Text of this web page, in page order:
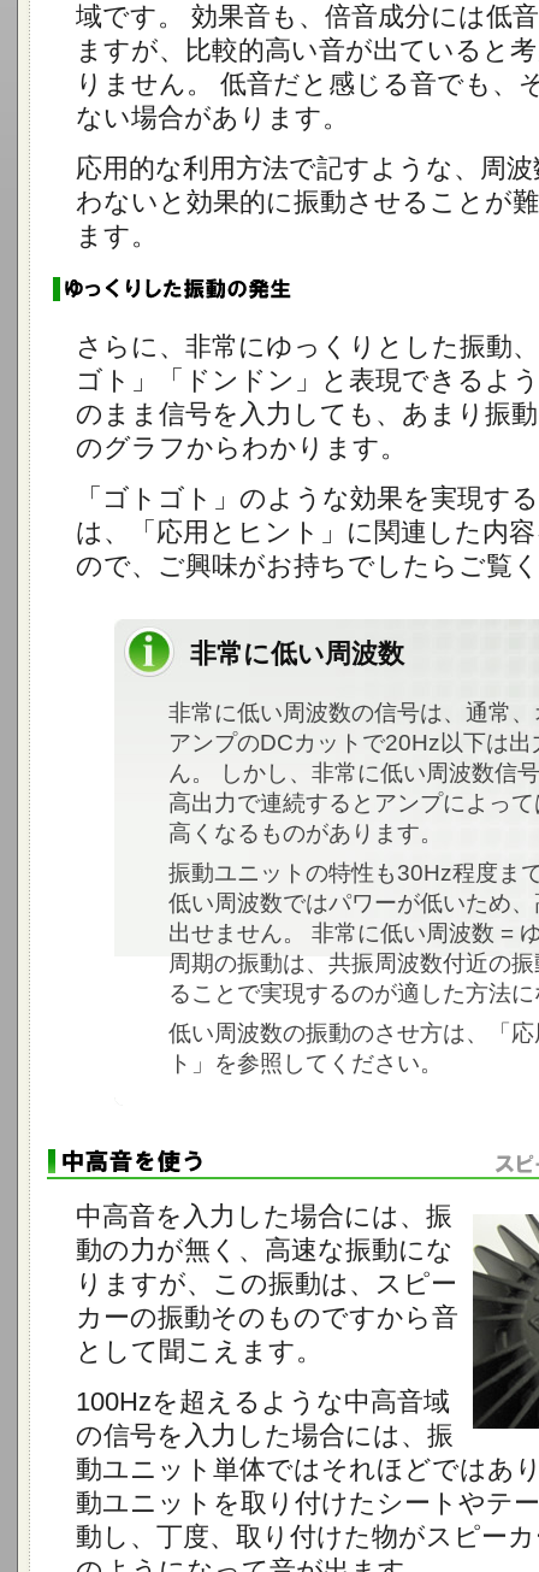
域です。 効果音も、倍音成分には低
ますが、比較的高い音が出ていると
りません。 低音だと感じる音でも、
ない場合があります。
応用的な利用方法で記すような、周
わないと効果的に振動させることが
ます。
さらに、非常にゆっくりとした振動
ゴト」「ドンドン」と表現できるよ
のまま信号を入力しても、あまり振
のグラフからわかります。
「ゴトゴト」のような効果を実現す
は、「応用とヒント」に関連した内
ので、ご興味がお持ちでしたらご覧
非常に低い周波数
非常に低い周波数の信号は、通常
アンプのDCカットで20Hz以下は出
ん。 しかし、非常に低い周波数信
高出力で連続するとアンプによっ
高くなるものがあります。
振動ユニットの特性も30Hz程度ま
低い周波数ではパワーが低いため
出せません。 非常に低い周波数 =
周期の振動は、共振周波数付近の
ることで実現するのが適した方法
低い周波数の振動のさせ方は、「
ト」を参照してください。
中高音を入力した場合には、振
動の力が無く、高速な振動にな
りますが、この振動は、スピー
カーの振動そのものですから音
として聞こえます。
100Hzを超えるような中高音域
の信号を入力した場合には、振
動ユニット単体ではそれほどではあ
動ユニットを取り付けたシートやテ
動し、丁度、取り付けた物がスピー